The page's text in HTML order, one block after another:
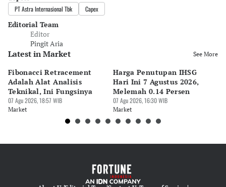
PT Astra Internasional Tbk Capex
Editorial Team
Editor
Pingit Aria
Latest in Market See More
Fibonacci Retracement
Adalah Alat Analisis
Teknikal, Ini Fungsinya
07 Agu 2026, 18:57 WIB
Market
Harga Penutupan IHSG
Hari Ini 7 Agustus 2026,
Melemah 0.14 Persen
07 Agu 2026, 16:30 WIB
Market